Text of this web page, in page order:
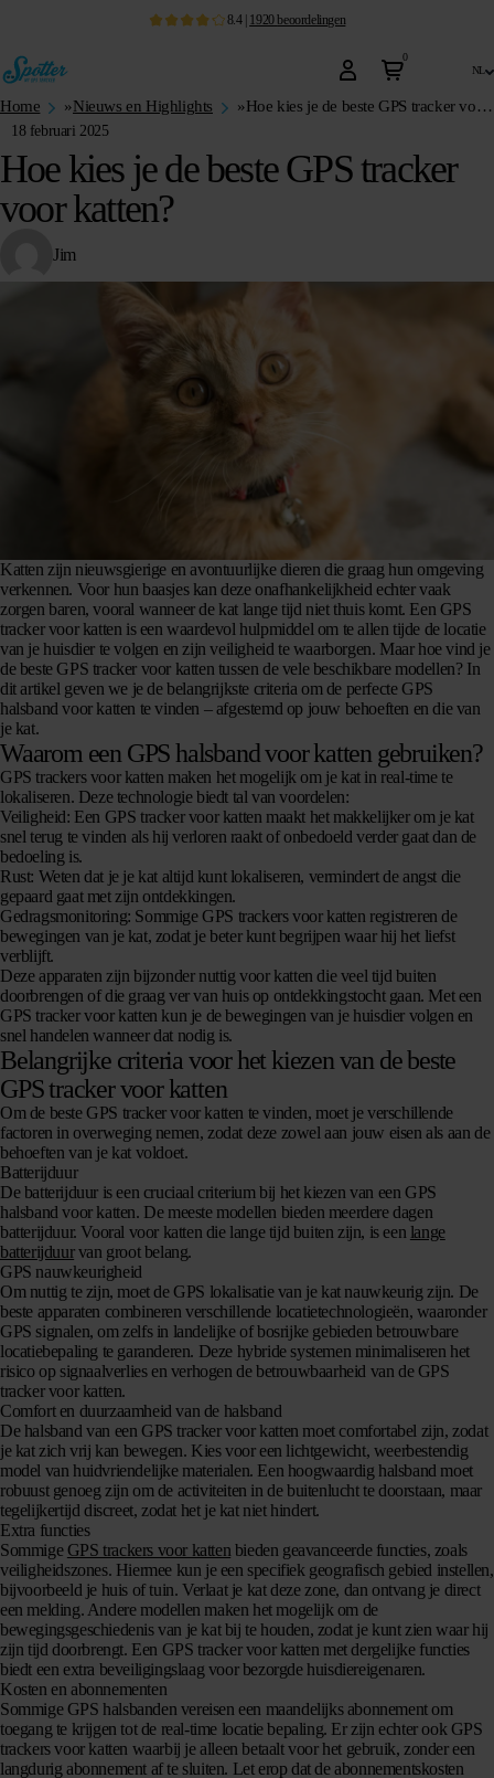
8.4| 1920beoordelingen
0
nl
Home »Nieuws en Highlights » Hoe kies je de beste GPS tracker voor katten?
18 februari 2025
Hoe kies je de beste GPS tracker
voor katten?
Jim
Katten zijn nieuwsgierige en avontuurlijke dieren die graag hun omgeving
verkennen. Voor hun baasjes kan deze onafhankelijkheid echter vaak
zorgen baren, vooral wanneer de kat lange tijd niet thuis komt. Een GPS
tracker voor katten is een waardevol hulpmiddel om te allen tijde de locatie
van je huisdier te volgen en zijn veiligheid te waarborgen. Maar hoe vind je
de beste GPS tracker voor katten tussen de vele beschikbare modellen? In
dit artikel geven we je de belangrijkste criteria om de perfecte GPS
halsband voor katten te vinden – afgestemd op jouw behoeften en die van
je kat.
Waarom een GPS halsband voor katten gebruiken?
GPS trackers voor katten maken het mogelijk om je kat in real-time te
lokaliseren. Deze technologie biedt tal van voordelen:
Veiligheid: Een GPS tracker voor katten maakt het makkelijker om je kat
snel terug te vinden als hij verloren raakt of onbedoeld verder gaat dan de
bedoeling is.
Rust: Weten dat je je kat altijd kunt lokaliseren, vermindert de angst die
gepaard gaat met zijn ontdekkingen.
Gedragsmonitoring: Sommige GPS trackers voor katten registreren de
bewegingen van je kat, zodat je beter kunt begrijpen waar hij het liefst
verblijft.
Deze apparaten zijn bijzonder nuttig voor katten die veel tijd buiten
doorbrengen of die graag ver van huis op ontdekkingstocht gaan. Met een
GPS tracker voor katten kun je de bewegingen van je huisdier volgen en
snel handelen wanneer dat nodig is.
Belangrijke criteria voor het kiezen van de beste
GPS tracker voor katten
Om de beste GPS tracker voor katten te vinden, moet je verschillende
factoren in overweging nemen, zodat deze zowel aan jouw eisen als aan de
behoeften van je kat voldoet.
Batterijduur
De batterijduur is een cruciaal criterium bij het kiezen van een GPS
halsband voor katten. De meeste modellen bieden meerdere dagen
batterijduur. Vooral voor katten die lange tijd buiten zijn, is een lange
batterijduurvan groot belang.
GPS nauwkeurigheid
Om nuttig te zijn, moet de GPS lokalisatie van je kat nauwkeurig zijn. De
beste apparaten combineren verschillende locatietechnologieën, waaronder
GPS signalen, om zelfs in landelijke of bosrijke gebieden betrouwbare
locatiebepaling te garanderen. Deze hybride systemen minimaliseren het
risico op signaalverlies en verhogen de betrouwbaarheid van de GPS
tracker voor katten.
Comfort en duurzaamheid van de halsband
De halsband van een GPS tracker voor katten moet comfortabel zijn, zodat
je kat zich vrij kan bewegen. Kies voor een lichtgewicht, weerbestendig
model van huidvriendelijke materialen. Een hoogwaardig halsband moet
robuust genoeg zijn om de activiteiten in de buitenlucht te doorstaan, maar
tegelijkertijd discreet, zodat het je kat niet hindert.
Extra functies
Sommige GPS trackers voor katten bieden geavanceerde functies, zoals
veiligheidszones. Hiermee kun je een specifiek geografisch gebied instellen,
bijvoorbeeld je huis of tuin. Verlaat je kat deze zone, dan ontvang je direct
een melding. Andere modellen maken het mogelijk om de
bewegingsgeschiedenis van je kat bij te houden, zodat je kunt zien waar hij
zijn tijd doorbrengt. Een GPS tracker voor katten met dergelijke functies
biedt een extra beveiligingslaag voor bezorgde huisdiereigenaren.
Kosten en abonnementen
Sommige GPS halsbanden vereisen een maandelijks abonnement om
toegang te krijgen tot de real-time locatie bepaling. Er zijn echter ook GPS
trackers voor katten waarbij je alleen betaalt voor het gebruik, zonder een
langdurig abonnement af te sluiten. Let erop dat de abonnementskosten